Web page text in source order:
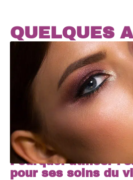
QUELQUES
Pourquoi utiliser
pour ses soins du